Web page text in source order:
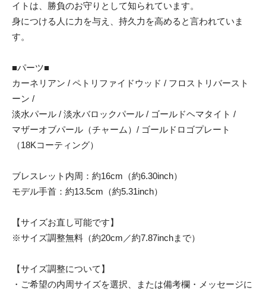
イトは、勝負のお守りとして知られています。
身につける人に力を与え、持久力を高めると言われていま
す。
■パーツ■
カーネリアン / ペトリファイドウッド / フロストリバースト
ーン /
淡水パール / 淡水バロックパール / ゴールドヘマタイト /
マザーオブパール（チャーム）/ ゴールドロゴプレート
（18Kコーティング）
ブレスレット内周：約16cm（約6.30inch）
モデル手首：約13.5cm（約5.31inch）
【サイズお直し可能です】
※サイズ調整無料（約20cm／約7.87inchまで）
【サイズ調整について】
・ご希望の内周サイズを選択、または備考欄・メッセージに